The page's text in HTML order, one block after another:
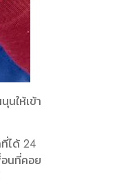
นให้เข้า
ได้ 24
อนที่คอย